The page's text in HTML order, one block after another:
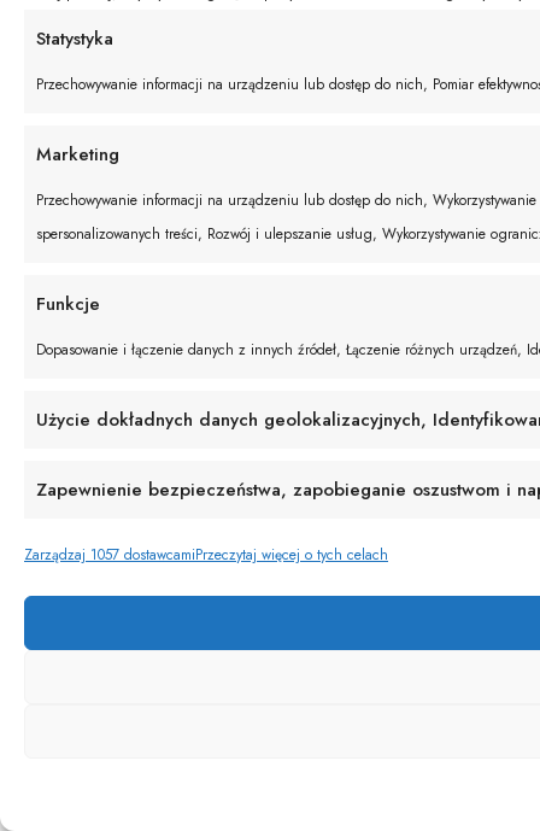
Statystyka
Przechowywanie informacji na urządzeniu lub dostęp do nich, Pomiar
Marketing
Przechowywanie informacji na urządzeniu lub dostęp do nich,
spersonalizowanych treści, Rozwój i ulepszanie usług, Wykorzystywanie
Funkcje
Dopasowanie i łączenie danych z innych źródeł, Łączenie różnych urządzeń,
Użycie dokładnych danych geolokalizacyjnych,
Zapewnienie bezpieczeństwa, zapobieganie oszustwom i
Zarządzaj 1057 dostawcamiPrzeczytaj więcej o tych celach